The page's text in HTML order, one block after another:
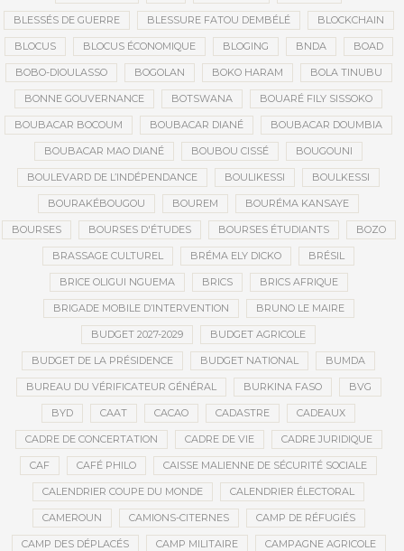
BLESSÉS DE GUERRE BLESSURE FATOU DEMBÉLÉ BLOCKCHAIN
BLOCUS BLOCUS ÉCONOMIQUE BLOGING BNDA BOAD
BOBO-DIOULASSO BOGOLAN BOKO HARAM BOLA TINUBU
BONNE GOUVERNANCE BOTSWANA BOUARÉ FILY SISSOKO
BOUBACAR BOCOUM BOUBACAR DIANÉ BOUBACAR DOUMBIA
BOUBACAR MAO DIANÉ BOUBOU CISSÉ BOUGOUNI
BOULEVARD DE L’INDÉPENDANCE BOULIKESSI BOULKESSI
BOURAKÉBOUGOU BOUREM BOURÉMA KANSAYE
BOURSES BOURSES D'ÉTUDES BOURSES ÉTUDIANTS BOZO
BRASSAGE CULTUREL BRÉMA ELY DICKO BRÉSIL
BRICE OLIGUI NGUEMA BRICS BRICS AFRIQUE
BRIGADE MOBILE D’INTERVENTION BRUNO LE MAIRE
BUDGET 2027-2029 BUDGET AGRICOLE
BUDGET DE LA PRÉSIDENCE BUDGET NATIONAL BUMDA
BUREAU DU VÉRIFICATEUR GÉNÉRAL BURKINA FASO BVG
BYD CAAT CACAO CADASTRE CADEAUX
CADRE DE CONCERTATION CADRE DE VIE CADRE JURIDIQUE
CAF CAFÉ PHILO CAISSE MALIENNE DE SÉCURITÉ SOCIALE
CALENDRIER COUPE DU MONDE CALENDRIER ÉLECTORAL
CAMEROUN CAMIONS-CITERNES CAMP DE RÉFUGIÉS
CAMP DES DÉPLACÉS CAMP MILITAIRE CAMPAGNE AGRICOLE